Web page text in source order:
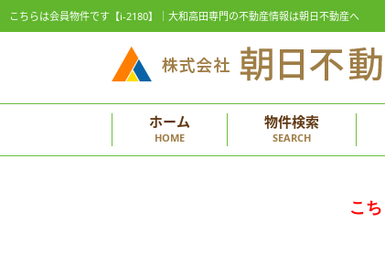
こちらは会員物件です【i-2180】｜大和高田専門の不動産情報は朝日不動産へ
ホーム
HOME
物件検索
SEARCH
こ